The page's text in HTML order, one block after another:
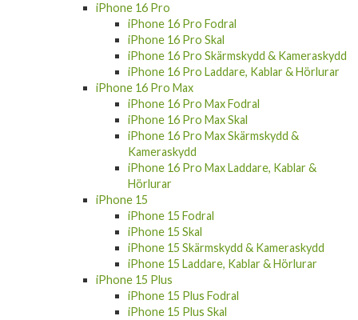
iPhone 16 Pro
iPhone 16 Pro Fodral
iPhone 16 Pro Skal
iPhone 16 Pro Skärmskydd & Kameraskydd
iPhone 16 Pro Laddare, Kablar & Hörlurar
iPhone 16 Pro Max
iPhone 16 Pro Max Fodral
iPhone 16 Pro Max Skal
iPhone 16 Pro Max Skärmskydd &
Kameraskydd
iPhone 16 Pro Max Laddare, Kablar &
Hörlurar
iPhone 15
iPhone 15 Fodral
iPhone 15 Skal
iPhone 15 Skärmskydd & Kameraskydd
iPhone 15 Laddare, Kablar & Hörlurar
iPhone 15 Plus
iPhone 15 Plus Fodral
iPhone 15 Plus Skal